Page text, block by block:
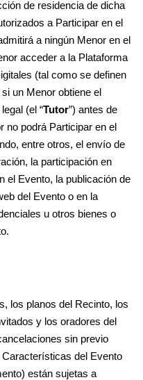
de residencia de dicha
a Participar en el
a ningún Menor en el
acceder a la Plataforma
(tal como se definen
un Menor obtiene el
(el “Tutor”) antes de
no podrá Participar en el
entre otros, el envío de
la participación en
el Evento, la publicación de
del Evento o en la
u otros bienes o
los planos del Recinto, los
y los oradores del
sin previo
del Evento
están sujetas a